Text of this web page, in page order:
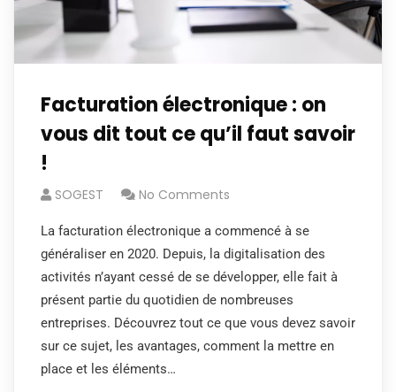
Facturation électronique : on
vous dit tout ce qu’il faut savoir
!
SOGEST No Comments
La facturation électronique a commencé à se
généraliser en 2020. Depuis, la digitalisation des
activités n’ayant cessé de se développer, elle fait à
présent partie du quotidien de nombreuses
entreprises. Découvrez tout ce que vous devez savoir
sur ce sujet, les avantages, comment la mettre en
place et les éléments…